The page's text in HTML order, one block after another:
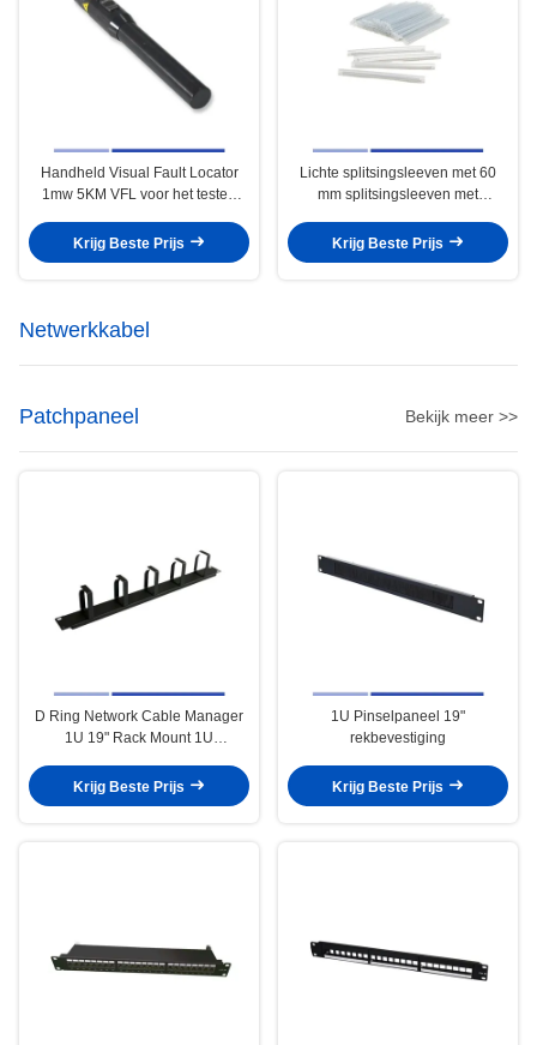
Handheld Visual Fault Locator
1mw 5KM VFL voor het testen
Krijg Beste Prijs
Lichte splitsingsleeven met 60
mm splitsingsleeven met
Krijg Beste Prijs
Netwerkkabel
Patchpaneel Bekijk meer >>
D Ring Network Cable Manager
1U 19" Rack Mount 1U
Krijg Beste Prijs
1U Pinselpaneel 19"
rekbevestiging
Krijg Beste Prijs